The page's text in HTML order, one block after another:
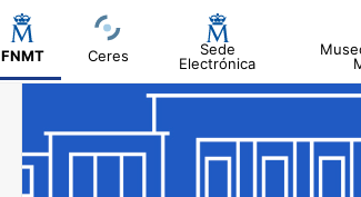
FNMT Ceres
Sede
Electrónica
Erakutsi/Ezkutatu